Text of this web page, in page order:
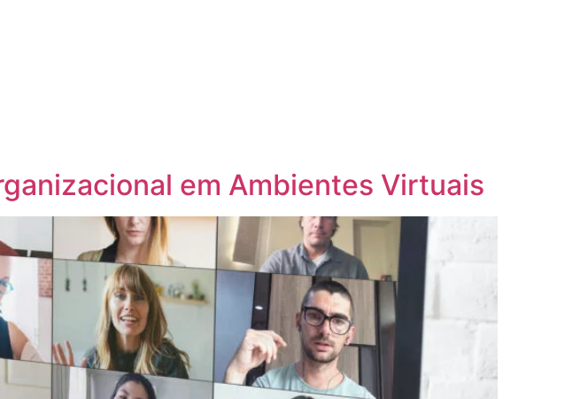
em Ambientes Virtuais